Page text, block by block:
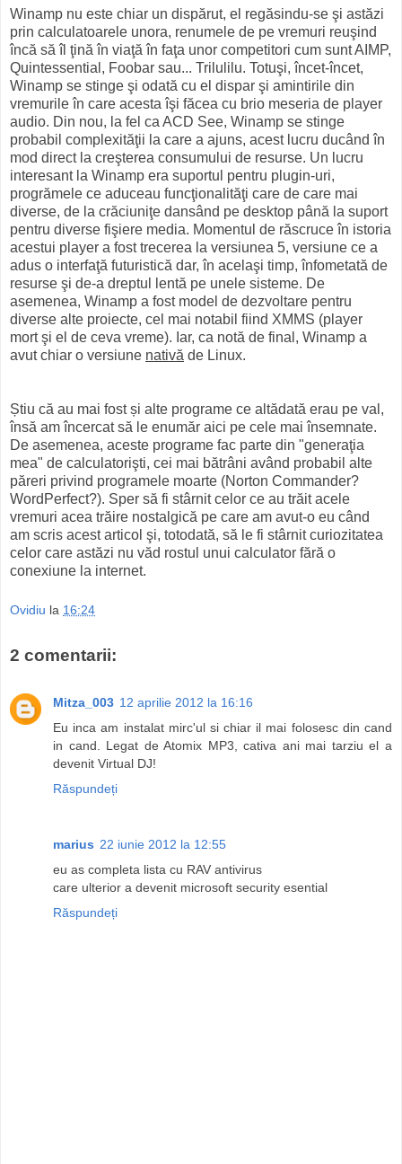
Winamp nu este chiar un dispărut, el regăsindu-se şi astăzi
prin calculatoarele unora, renumele de pe vremuri reuşind
încă să îl ţină în viaţă în faţa unor competitori cum sunt AIMP,
Quintessential, Foobar sau... Trilulilu. Totuşi, încet-încet,
Winamp se stinge şi odată cu el dispar şi amintirile din
vremurile în care acesta îşi făcea cu brio meseria de player
audio. Din nou, la fel ca ACD See, Winamp se stinge
probabil complexităţii la care a ajuns, acest lucru ducând în
mod direct la creşterea consumului de resurse. Un lucru
interesant la Winamp era suportul pentru plugin-uri,
progrămele ce aduceau funcţionalităţi care de care mai
diverse, de la crăciuniţe dansând pe desktop până la suport
pentru diverse fişiere media. Momentul de răscruce în istoria
acestui player a fost trecerea la versiunea 5, versiune ce a
adus o interfaţă futuristică dar, în acelaşi timp, înfometată de
resurse şi de-a dreptul lentă pe unele sisteme. De
asemenea, Winamp a fost model de dezvoltare pentru
diverse alte proiecte, cel mai notabil fiind XMMS (player
mort şi el de ceva vreme). Iar, ca notă de final, Winamp a
avut chiar o versiune nativă de Linux.
Știu că au mai fost și alte programe ce altădată erau pe val,
însă am încercat să le enumăr aici pe cele mai însemnate.
De asemenea, aceste programe fac parte din "generaţia
mea" de calculatorişti, cei mai bătrâni având probabil alte
păreri privind programele moarte (Norton Commander?
WordPerfect?). Sper să fi stârnit celor ce au trăit acele
vremuri acea trăire nostalgică pe care am avut-o eu când
am scris acest articol şi, totodată, să le fi stârnit curiozitatea
celor care astăzi nu văd rostul unui calculator fără o
conexiune la internet.
Ovidiu la 16:24
2 comentarii:
Mitza_003 12 aprilie 2012 la 16:16
Eu inca am instalat mirc'ul si chiar il mai folosesc din cand
in cand. Legat de Atomix MP3, cativa ani mai tarziu el a
devenit Virtual DJ!
Răspundeți
marius 22 iunie 2012 la 12:55
eu as completa lista cu RAV antivirus
care ulterior a devenit microsoft security esential
Răspundeți